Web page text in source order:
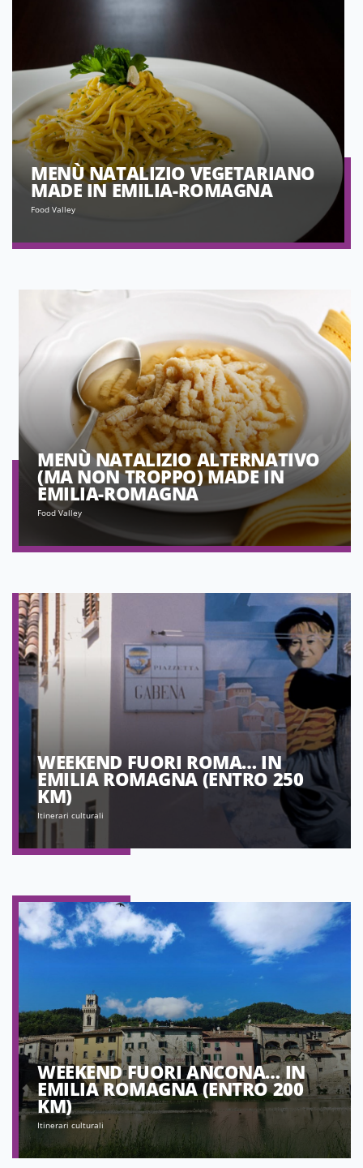
MENÙ NATALIZIO VEGETARIANO
MADE IN EMILIA-ROMAGNA
Food Valley
MENÙ NATALIZIO ALTERNATIVO
(MA NON TROPPO) MADE IN
EMILIA-ROMAGNA
Food Valley
WEEKEND FUORI ROMA… IN
EMILIA ROMAGNA (ENTRO 250
KM)
Itinerari culturali
WEEKEND FUORI ANCONA… IN
EMILIA ROMAGNA (ENTRO 200
KM)
Itinerari culturali